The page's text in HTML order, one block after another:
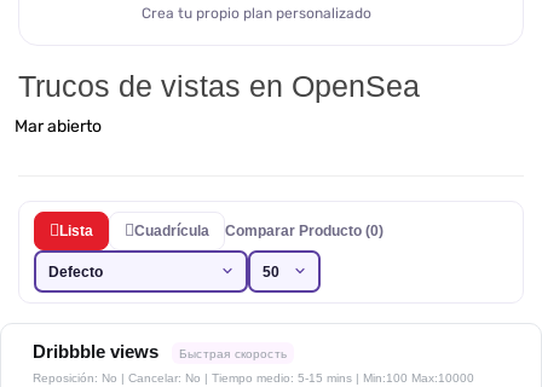
Crea tu propio plan personalizado
Trucos de vistas en OpenSea
Mar abierto
Lista Cuadrícula Comparar Producto (0)
Dribbble views
Быстрая скорость
Reposición: No | Cancelar: No | Tiempo medio: 5-15 mins | Min:100 Max:10000